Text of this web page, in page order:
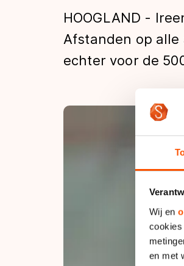
Wij en
cookies
en met
Tijden &
De weg
HOOGLAND -
Afstanden op
echter voor de